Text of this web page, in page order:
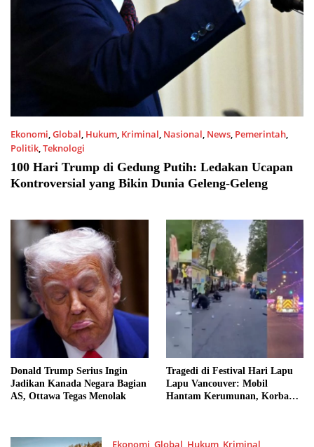
Ekonomi,Global, Hukum, Kriminal, Nasional, News, Pemerintah,
Politik,Teknologi
29/04/2025 11:00 AM
100 Hari Trump di Gedung Putih: Ledakan Ucapan
Kontroversial yang Bikin Dunia Geleng-Geleng
Donald Trump Serius Ingin
Jadikan Kanada Negara Bagian
AS, Ottawa Tegas Menolak
Tragedi di Festival Hari Lapu
Lapu Vancouver: Mobil
Hantam Kerumunan, Korban
Ekonomi Global Hukum, Kriminal